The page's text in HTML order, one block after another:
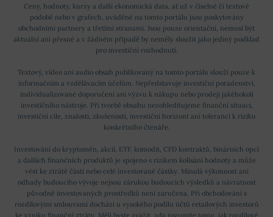
Ceny, hodnoty, kurzy a další ekonomická data, ať už v číselné či textové
podobě nebo v grafech, uváděné na tomto portálu jsou poskytovány
obchodními partnery a třetími stranami. Jsou pouze orientační, nemusí být
aktuální ani přesné a v žádném případě by neměly sloužit jako jediný podklad
pro investiční rozhodnutí.
Textový, video ani audio obsah publikovaný na tomto portálu slouží pouze k
informačním a vzdělávacím účelům. Nepředstavuje investiční poradenství,
individualizované doporučení ani výzvu k nákupu nebo prodeji jakéhokoli
investičního nástroje. Při tvorbě obsahu nezohledňujeme finanční situaci,
investiční cíle, znalosti, zkušenosti, investiční horizont ani toleranci k riziku
konkrétního čtenáře.
Investování do kryptoměn, akcií, ETF, komodit, CFD kontraktů, binárních opcí
a dalších finančních produktů je spojeno s rizikem kolísání hodnoty a může
vést ke ztrátě části nebo celé investované částky. Minulá výkonnost ani
odhady budoucího vývoje nejsou zárukou budoucích výsledků a návratnost
původně investovaných prostředků není zaručena. Při obchodování s
rozdílovými smlouvami dochází u vysokého podílu účtů retailových investorů